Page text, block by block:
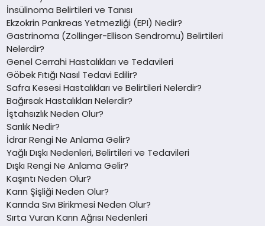
İnsülinoma Belirtileri ve Tanısı
Ekzokrin Pankreas Yetmezliği (EPI) Nedir?
Gastrinoma (Zollinger-Ellison Sendromu) Belirtileri
Nelerdir?
Genel Cerrahi Hastalıkları ve Tedavileri
Göbek Fıtığı Nasıl Tedavi Edilir?
Safra Kesesi Hastalıkları ve Belirtileri Nelerdir?
Bağırsak Hastalıkları Nelerdir?
İştahsızlık Neden Olur?
Sarılık Nedir?
İdrar Rengi Ne Anlama Gelir?
Yağlı Dışkı Nedenleri, Belirtileri ve Tedavileri
Dışkı Rengi Ne Anlama Gelir?
Kaşıntı Neden Olur?
Karın Şişliği Neden Olur?
Karında Sıvı Birikmesi Neden Olur?
Sırta Vuran Karın Ağrısı Nedenleri